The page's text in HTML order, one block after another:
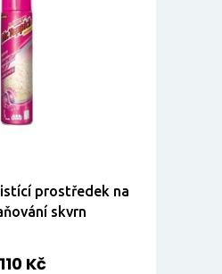
prostředek na
skvrn
110 Kč